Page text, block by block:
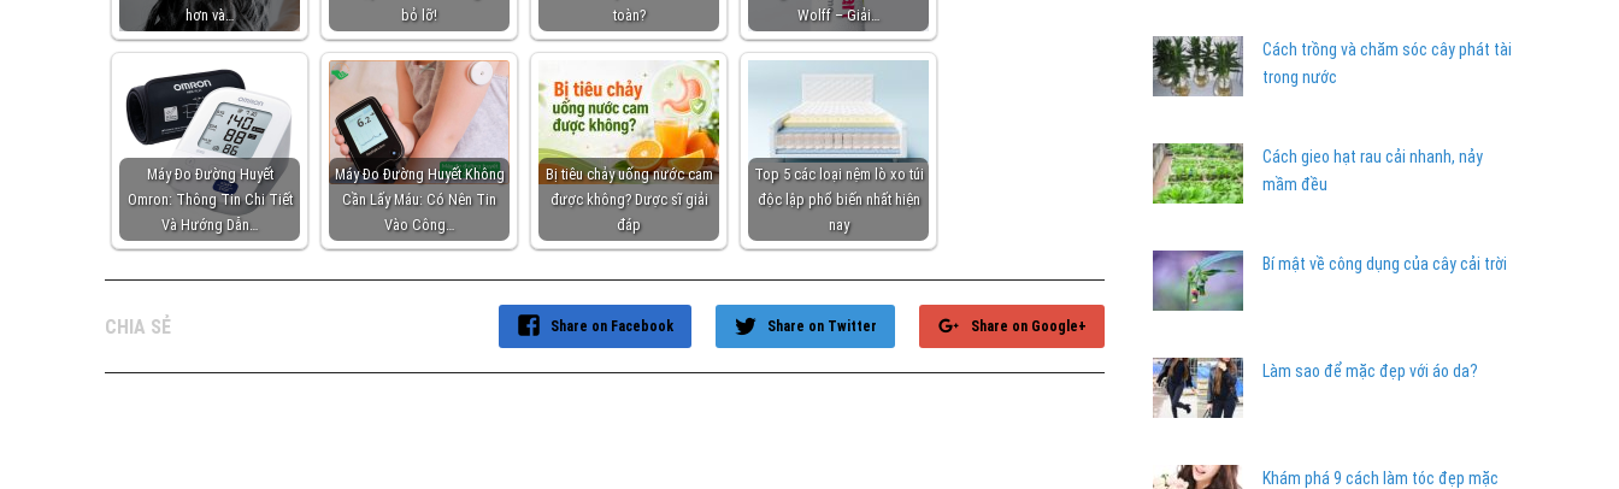
hơn và…
bỏ lỡ!
toàn?
Wolff – Giải…
Máy Đo Đường Huyết
Omron: Thông Tin Chi Tiết
Và Hướng Dẫn…
Máy Đo Đường Huyết Không
Cần Lấy Máu: Có Nên Tin
Vào Công…
Bị tiêu chảy uống nước cam
được không? Dược sĩ giải
đáp
Top 5 các loại nệm lò xo túi
độc lập phổ biến nhất hiện
nay
CHIA SẺ Share on Google+
Share on Twitter
Share on Facebook
Cách trồng và chăm sóc cây phát tài
trong nước
Cách gieo hạt rau cải nhanh, nảy
mầm đều
Bí mật về công dụng của cây cải trời
Làm sao để mặc đẹp với áo da?
Khám phá 9 cách làm tóc đẹp mặc